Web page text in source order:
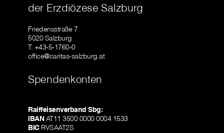
der Erzdiözese Salzburg
Friedensstraße 7
5020 Salzburg
T: +43-5-1760-0
office@caritas-salzburg.at
Spendenkonten
Raiffeisenverband Sbg:
IBANAT11 3500 0000 0004 1533
BICRVSAAT2S